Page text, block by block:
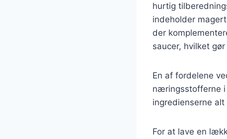
hurtig
indeholder
der
saucer, hvilket
En af fordelene
næringsstofferne i
ingredienserne
For at lave en